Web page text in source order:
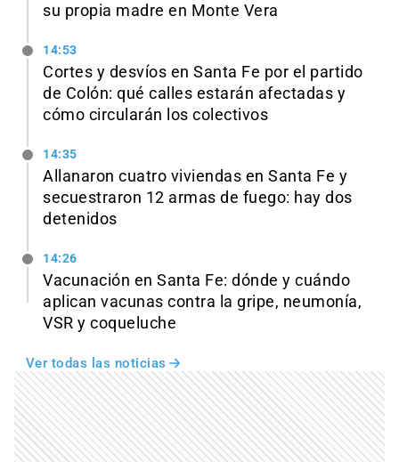
su propia madre en Monte Vera
14:53
Cortes y desvíos en Santa Fe por el partido
de Colón: qué calles estarán afectadas y
cómo circularán los colectivos
14:35
Allanaron cuatro viviendas en Santa Fe y
secuestraron 12 armas de fuego: hay dos
detenidos
14:26
Vacunación en Santa Fe: dónde y cuándo
aplican vacunas contra la gripe, neumonía,
VSR y coqueluche
Ver todas las noticias